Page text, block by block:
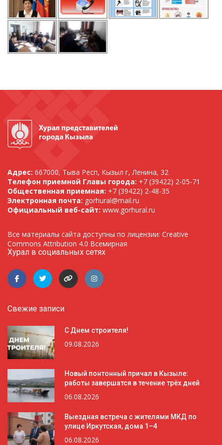
Адрес: 667000, Тыва Респ, Кызыл г, Ленина, 32
Телефон приемной Главы города: +7 (39422) 2-05-71
Общественная приемная: +7 (39422) 2-48-35
Электронная почта: gorhural@mail.ru
Официальный веб-сайт: www.gorhural.ru
Все материалы сайта доступны по лицензии: Creative
Commons Attribution 4.0 Всемирная
Хурал в социальных сетях
Свежие записи
С Днем строителя!
09.08.2026
Новый понтонный причал в Кызыле:
работы завершатся в течение трёх дней
06.08.2026
Выездная встреча с жителями МКД по
улице Иркутская, дома 1–4
06.08.2026